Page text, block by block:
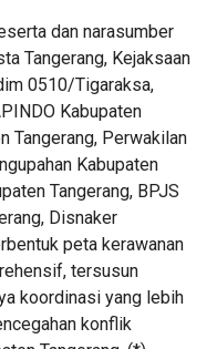
dan narasumber
Tangerang, Kejaksaan
0510/Tigaraksa,
Kabupaten
Tangerang, Perwakilan
Kabupaten
Tangerang, BPJS
Disnaker
peta kerawanan
tersusun
koordinasi yang lebih
konflik